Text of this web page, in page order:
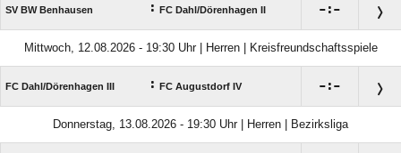
SV BW Benhausen : FC Dahl/​Dörenhagen II :
Mittwoch, 12.08.2026 - 19:30 Uhr | Herren | Kreisfreundschaftsspiele
FC Dahl/​Dörenhagen III : FC Augustdorf IV :
Donnerstag, 13.08.2026 - 19:30 Uhr | Herren | Bezirksliga